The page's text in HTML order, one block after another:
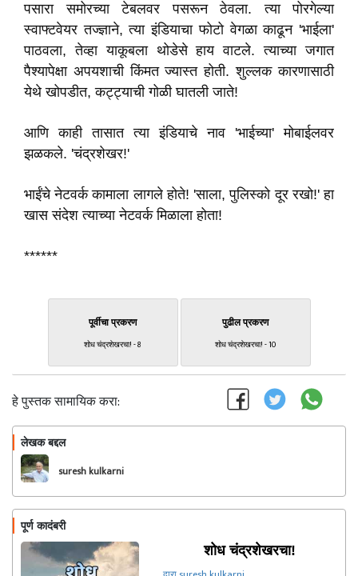
पसारा समोरच्या टेबलवर पसरून ठेवला. त्या पोरगेल्या
स्वाफ्टवेयर तज्ज्ञाने, त्या इंडियाचा फोटो वेगळा काढून 'भाईला'
पाठवला, तेव्हा याकूबला थोडेसे हाय वाटले. त्याच्या जगात
पैश्यापेक्षा अपयशाची किंमत ज्यास्त होती. शुल्लक कारणासाठी
येथे खोपडीत, कट्ट्याची गोळी घातली जाते!
आणि काही तासात त्या इंडियाचे नाव 'भाईच्या' मोबाईलवर
झळकले. 'चंद्रशेखर!'
भाईंचे नेटवर्क कामाला लागले होते! 'साला, पुलिस्को दूर रखो!' हा
खास संदेश त्याच्या नेटवर्क मिळाला होता!
******
पूर्वीचा प्रकरण
शोध चंद्रशेखरचा! - 8
पुढील प्रकरण
शोध चंद्रशेखरचा! - 10
हे पुस्तक सामायिक करा:
लेखक बद्दल
suresh kulkarni
पूर्ण कादंबरी
शोध चंद्रशेखरचा!